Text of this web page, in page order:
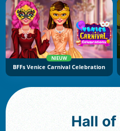
NIEUW
BFFs Venice Carnival Celebration
Hall of